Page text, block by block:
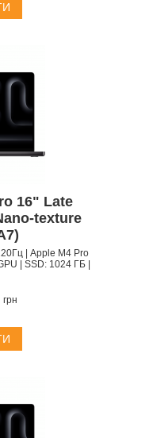
16" Late
texture
| Apple M4 Pro
| SSD: 1024 ГБ |
грн